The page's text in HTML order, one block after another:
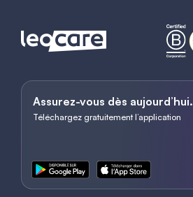
Assurez-vous dès aujourd’hui.
Téléchargez gratuitement l’application